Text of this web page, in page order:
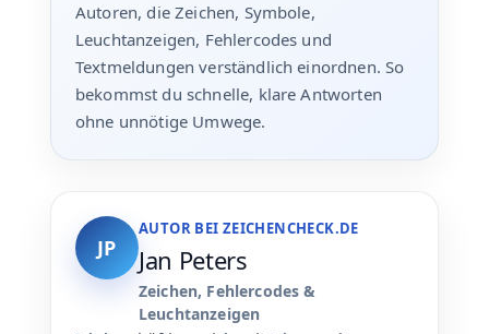
Autoren, die Zeichen, Symbole,
Leuchtanzeigen, Fehlercodes und
Textmeldungen verständlich einordnen. So
bekommst du schnelle, klare Antworten
ohne unnötige Umwege.
JP
AUTOR BEI ZEICHENCHECK.DE
Jan Peters
Zeichen, Fehlercodes &
Leuchtanzeigen